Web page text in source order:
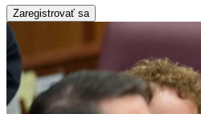
Zaregistrovať sa